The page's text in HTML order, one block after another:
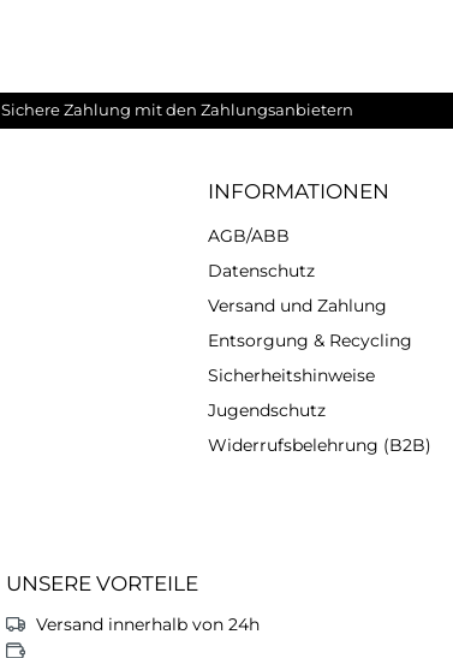
Sichere Zahlung mit den Zahlungsanbietern
INFORMATIONEN
AGB/ABB
Datenschutz
Versand und Zahlung
Entsorgung & Recycling
Sicherheitshinweise
Jugendschutz
Widerrufsbelehrung (B2B)
UNSERE VORTEILE
Versand innerhalb von 24h